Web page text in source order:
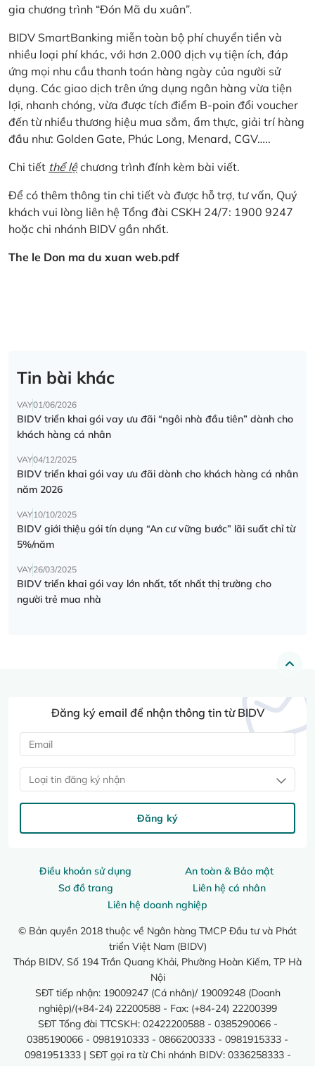
gia chương trình “Đón Mã du xuân”.
BIDV SmartBanking miễn toàn bộ phí chuyển tiền và
nhiều loại phí khác, với hơn 2.000 dịch vụ tiện ích, đáp
ứng mọi nhu cầu thanh toán hàng ngày của người sử
dụng. Các giao dịch trên ứng dụng ngân hàng vừa tiện
lợi, nhanh chóng, vừa được tích điểm B-poin đổi voucher
đến từ nhiều thương hiệu mua sắm, ẩm thực, giải trí hàng
đầu như: Golden Gate, Phúc Long, Menard, CGV…..
Chi tiết thể lệchương trình đính kèm bài viết.
Để có thêm thông tin chi tiết và được hỗ trợ, tư vấn, Quý
khách vui lòng liên hệ Tổng đài CSKH 24/7: 1900 9247
hoặc chi nhánh BIDV gần nhất.
The le Don ma du xuan web.pdf
Tin bài khác
VAY01/06/2026
BIDV triển khai gói vay ưu đãi “ngôi nhà đầu tiên” dành cho
khách hàng cá nhân
VAY04/12/2025
BIDV triển khai gói vay ưu đãi dành cho khách hàng cá nhân
năm 2026
VAY10/10/2025
BIDV giới thiệu gói tín dụng “An cư vững bước” lãi suất chỉ từ
5%/năm
VAY26/03/2025
BIDV triển khai gói vay lớn nhất, tốt nhất thị trường cho
người trẻ mua nhà
Điều khoản sử dụng
An toàn & Bảo mật
Sơ đồ trang
Liên hệ cá nhân
Liên hệ doanh nghiệp
© Bản quyền 2018 thuộc về Ngân hàng TMCP Đầu tư và Phát
triển Việt Nam (BIDV)
Tháp BIDV, Số 194 Trần Quang Khải, Phường Hoàn Kiếm, TP Hà
Nội
SĐT tiếp nhận: 19009247 (Cá nhân)/ 19009248 (Doanh
nghiệp)/(+84-24) 22200588 - Fax: (+84-24) 22200399
SĐT Tổng đài TTCSKH: 02422200588 - 0385290066 -
0385190066 - 0981910333 - 0866200333 - 0981915333 -
0981951333 | SĐT gọi ra từ Chi nhánh BIDV: 0336258333 -
Đăng ký email để nhận thông tin từ BIDV
Loại tin đăng ký nhận
Đăng ký